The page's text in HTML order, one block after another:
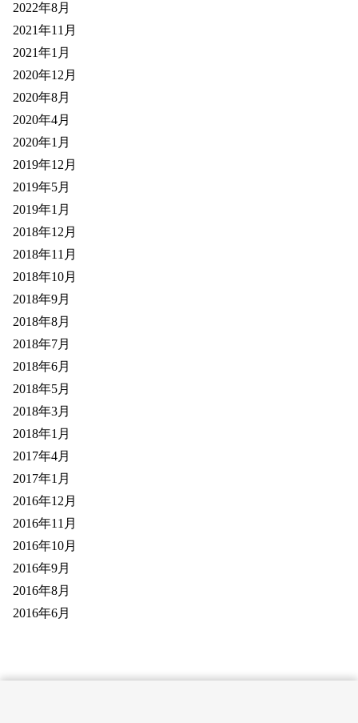
2022年8月
2021年11月
2021年1月
2020年12月
2020年8月
2020年4月
2020年1月
2019年12月
2019年5月
2019年1月
2018年12月
2018年11月
2018年10月
2018年9月
2018年8月
2018年7月
2018年6月
2018年5月
2018年3月
2018年1月
2017年4月
2017年1月
2016年12月
2016年11月
2016年10月
2016年9月
2016年8月
2016年6月